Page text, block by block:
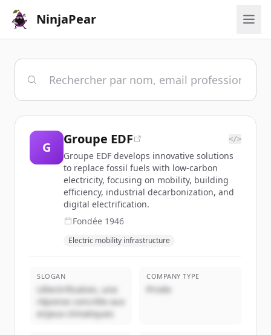
NinjaPear
G
Groupe EDF </>
Groupe EDF develops innovative solutions
to replace fossil fuels with low-carbon
electricity, focusing on mobility, building
efficiency, industrial decarbonization, and
digital electrification.
Fondée 1946
Electric mobility infrastructure
SLOGAN
L'électrification, une
réponse concrète aux
enjeux climatiques
COMPANY TYPE
Privée